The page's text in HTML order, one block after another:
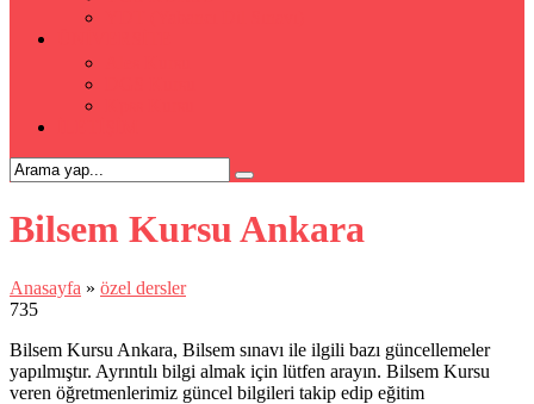
Bilsem Kursu Ankara
Anasayfa » özel dersler
735
Bilsem Kursu Ankara, Bilsem sınavı ile ilgili bazı güncellemeler
yapılmıştır. Ayrıntılı bilgi almak için lütfen arayın. Bilsem Kursu
veren öğretmenlerimiz güncel bilgileri takip edip eğitim